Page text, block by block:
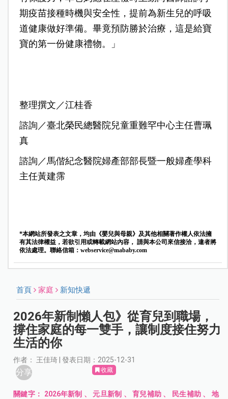
期疫苗接種時機與安全性，提前為新生兒的呼吸
道健康做好準備。畢竟預防勝於治療，這是給寶
寶的第一份健康禮物。」
整理撰文／江桂香
諮詢／臺北榮民總醫院兒童重難罕中心主任曹珮
真
諮詢／馬偕紀念醫院婦產部部長暨一般婦產學科
主任黃建霈
*本網站所發表之文章，均由《嬰兒與母親》及其他相關著作權人依法擁
有其法律權益，若欲引用或轉載網站內容， 請與本公司來信接洽，違者將
依法處理。聯絡信箱： webservice@mababy.com
首頁 家庭 新知快遞
2026年新制懶人包》從育兒到職場，
撐住家庭的每一雙手，讓制度接住努力
生活的你
作者： 王佳琦 | 發表日期：2025-12-31
分享 收藏
關鍵字： 2026年新制 、 元旦新制 、育兒補助 、 民生補助 、 地